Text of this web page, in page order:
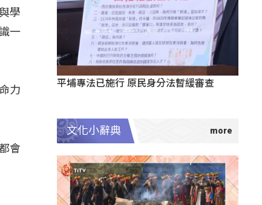
學
一
力
會
平埔專法已施行 原民身分法暫緩審查
文化小辭典